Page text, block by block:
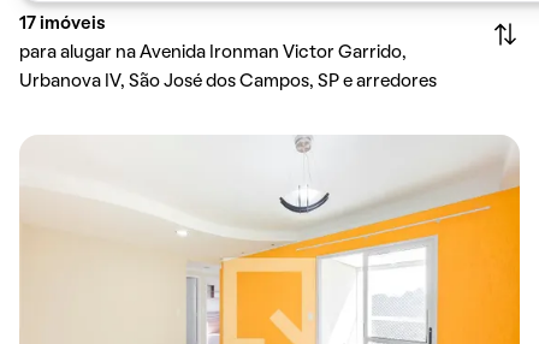
17 imóveis
para alugar na Avenida Ironman Victor Garrido,
Urbanova IV, São José dos Campos, SP e arredores